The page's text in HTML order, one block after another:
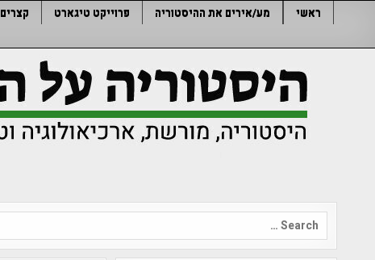
ראשי מע/אירים את ההיסטוריה פרוייקט טיגארט קצרים
Search
for: